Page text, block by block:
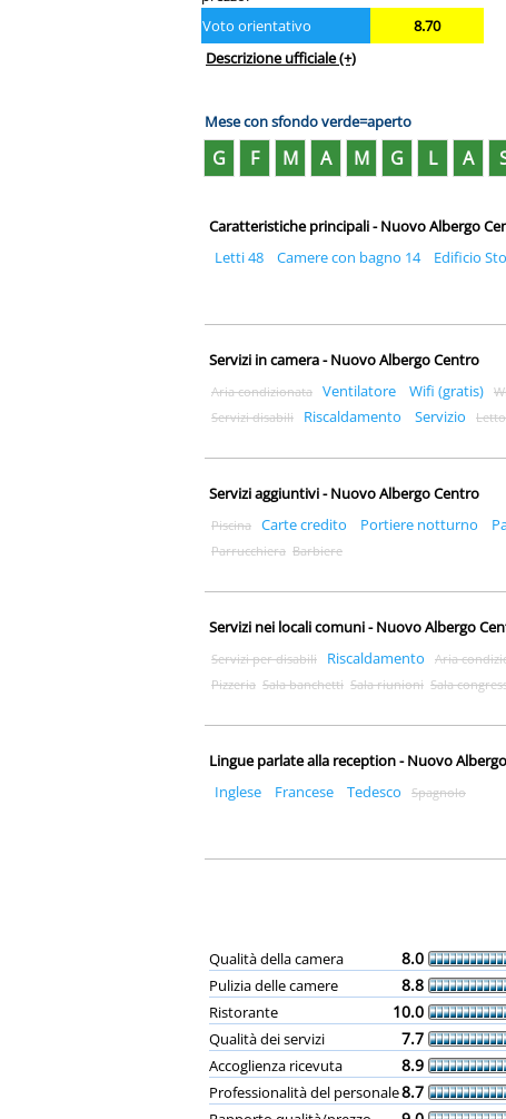
Voto orientativo
8.70
Descrizione ufficiale(+)
Mese con sfondo verde=aperto
G F M A M G L A
Caratteristiche principali - Nuovo Albergo
Letti 48
Camere con bagno 14 Edificio
Servizi in camera - Nuovo Albergo Centro
Aria condizionata Ventilatore Wifi (gratis)
Servizi disabili Riscaldamento Servizio
Servizi aggiuntivi - Nuovo Albergo Centro
Piscina Carte credito Portiere notturno
Parrucchiera Barbiere
Servizi nei locali comuni - Nuovo Albergo
Servizi per disabili Riscaldamento Aria
Pizzeria Sala banchetti Sala riunioni Sala
Lingue parlate alla reception - Nuovo
Inglese
Francese Tedesco Spagnolo
Qualità della camera 8.0
Pulizia delle camere 8.8
Ristorante 10.0
Qualità dei servizi 7.7
Accoglienza ricevuta 8.9
Professionalità del personale8.7